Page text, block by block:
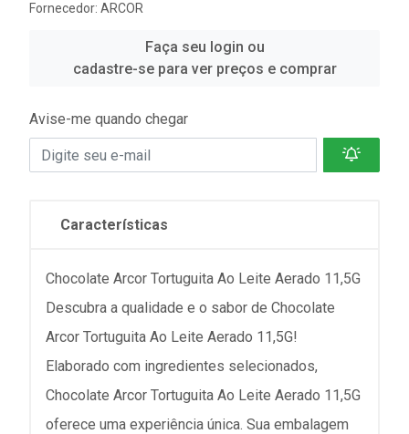
Fornecedor: ARCOR
Faça seu login ou
cadastre-se para ver preços e comprar
Avise-me quando chegar
Características
Chocolate Arcor Tortuguita Ao Leite Aerado 11,5G
Descubra a qualidade e o sabor de Chocolate
Arcor Tortuguita Ao Leite Aerado 11,5G!
Elaborado com ingredientes selecionados,
Chocolate Arcor Tortuguita Ao Leite Aerado 11,5G
oferece uma experiência única. Sua embalagem